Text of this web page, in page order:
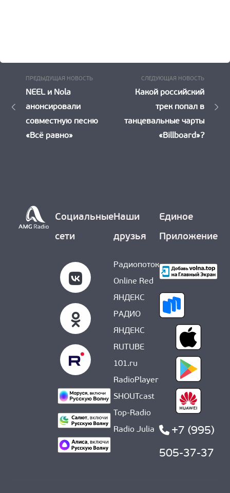
Навигация
записям
ПРЕДЫДУЩАЯ НОВОСТЬПредыдущая
NEEL и Nola
анонсировали
совместную песню
«Всё равно»
СЛЕДУЮЩАЯ НОВОСТЬ
Какой российский
трек попал в
танцевальные чарты
«Billboard»?
Социальные
сети
Наши
друзья
Радиопоток
Online Red
ЯНДЕКС
РАДИО
ЯНДЕКС
RUTUBE
101.ru
RadioPlayer
SHOUTcast
Top-Radio
Radio Julia
Единое
Приложение
+7 (995)
505-37-37